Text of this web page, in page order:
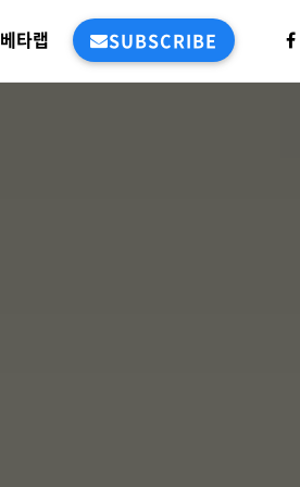
베타랩 SUBSCRIBE